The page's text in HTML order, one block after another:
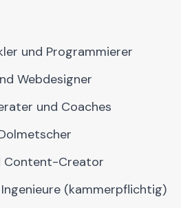
und Programmierer
Webdesigner
und Coaches
Content-Creator
(kammerpflichtig)